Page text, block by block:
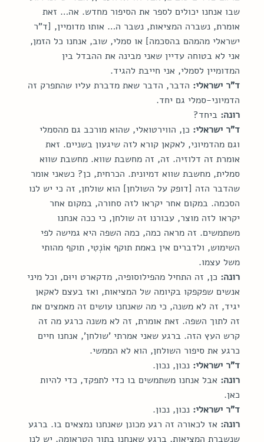
שבו אנחנו יכולים לספר את הסיפור מחדש. אה… זאת
אומרת, נשברה המציאות, נשבר ה… אותו מדומיין, [ד"ר
ישראלי מהמהם בהסכמה] או סמלי, שוב, אנחנו כל הזמן,
אני לא בטוחה עדיין שאני מבינה את ההבדל בין
המדומיין לסמלי, אני חייבת להגיד.
ד"ר ישראלי: הדבר, הדבר שאת מדברת עליו שהתפרק זה
הדמיוני-סמלי גם יחד.
רונה: ביחד?
ד"ר ישראלי: כן, הווירטואלי, שהוא מורכב גם מהסמלי
וגם מהדמיוני, לאקאן קורא לזה שיגעון בשניים. זאת
אומרת זה דלוזיה. זה, זה מחשבת שווא. מחשבת שווא
סמלית, מחשבת שווא דמיונית. הכרחית, כן? כשאני אומר
שהדבר הזה [דופק על השולחן] הוא שולחן, זה כי יש לנו
הסכמה. במקום אחר יקראו לזה סחורה, במקום אחר
יקראו לזה מוצר, עבורנו זה שולחן, כי ככה אנחנו
משתמשים. זה מראה כמה, כמה השפה היא גמישה לפי
השימוש, ולדברים אין באמת תוקף אוֹנְטִי, תוקף מהותי
משל עצמו.
רונה: כן, זה התחיל מהפילוסופיה, מדקארט ויוּם, וכל מיני
אנשים שפקפקו בקיומה של המציאות, ואז בעצם לאקאן
יגיד, זה לא משנה, כי מה שאנחנו עושים זה מאמצים את
זה לתוך השפה. זאת אומרת, זה לא משנה כרגע מה זה
קרש העץ הזה. ברגע שאני אמרתי 'שולחן', אנחנו חיים
כרגע את סיפור השולחן, הוא לא הממשי.
ד"ר ישראלי: נכון, נכון.
רונה: אבל אנחנו משתמשים בו כדי לתפקד, כדי להיות
כאן.
ד"ר ישראלי: נכון, נכון.
רונה: אז לכאורה זה רגע מכונן שאנחנו נמצאים בו. ברגע
שנשברת המציאות, ברגע שאנחנו בתוך הטראומה, יש לנו